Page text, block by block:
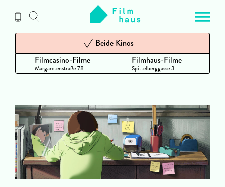
Inhalt
Filmcasino-Filme
Margaretenstraße 78
Beide Kinos
Filmhaus-Filme
Spittelberggasse 3